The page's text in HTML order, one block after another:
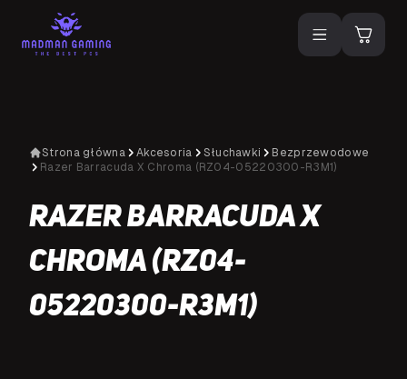
Strona główna Akcesoria Słuchawki
Bezprzewodowe
Razer Barracuda X Chroma (RZ04-05220300-R3M1)
Razer Barracuda X
Chroma (RZ04-
05220300-R3M1)